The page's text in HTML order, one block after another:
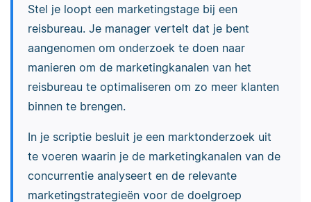
Stel je loopt een marketingstage bij een
reisbureau. Je manager vertelt dat je bent
aangenomen om onderzoek te doen naar
manieren om de marketingkanalen van het
reisbureau te optimaliseren om zo meer klanten
binnen te brengen.
In je scriptie besluit je een marktonderzoek uit
te voeren waarin je de marketingkanalen van de
concurrentie analyseert en de relevante
marketingstrategieën voor de doelgroep